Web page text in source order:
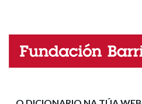
Nome